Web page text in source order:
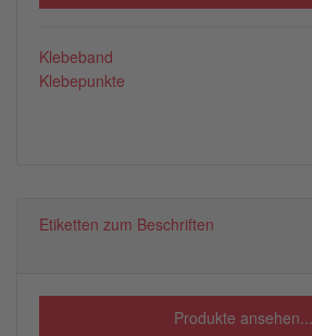
Klebeband
Klebepunkte
Etiketten zum Beschriften
Produkte ansehen...